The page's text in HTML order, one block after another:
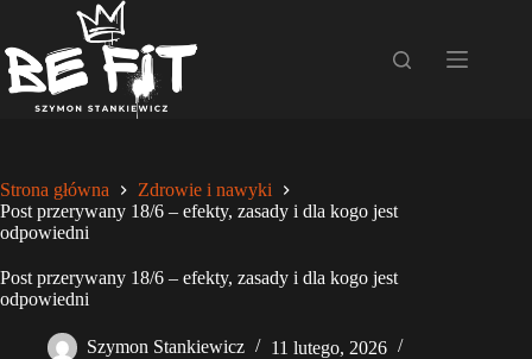
treści
Strona główna
Zdrowie i nawyki
Post przerywany 18/6 – efekty, zasady i dla kogo jest
odpowiedni
Post przerywany 18/6 – efekty, zasady i dla kogo jest
odpowiedni
Szymon Stankiewicz
11 lutego, 2026